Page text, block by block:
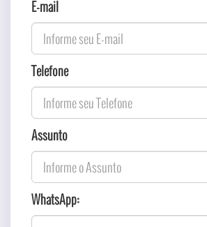
E-mail
Telefone
Assunto
WhatsApp: